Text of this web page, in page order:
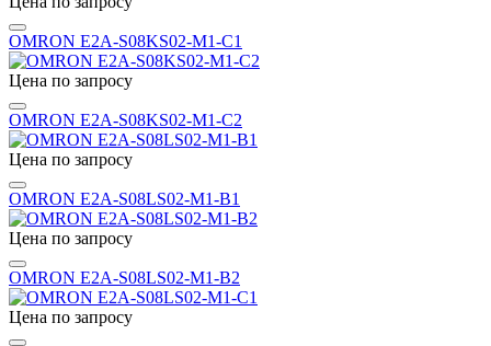
OMRON E2A-S08KS02-M1-C1
Цена по запросу
OMRON E2A-S08KS02-M1-C2
Цена по запросу
OMRON E2A-S08LS02-M1-B1
Цена по запросу
OMRON E2A-S08LS02-M1-B2
Цена по запросу